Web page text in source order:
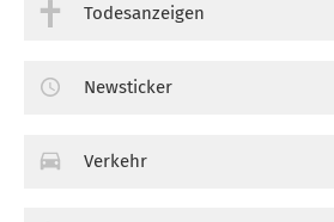
Todesanzeigen
Newsticker
Verkehr